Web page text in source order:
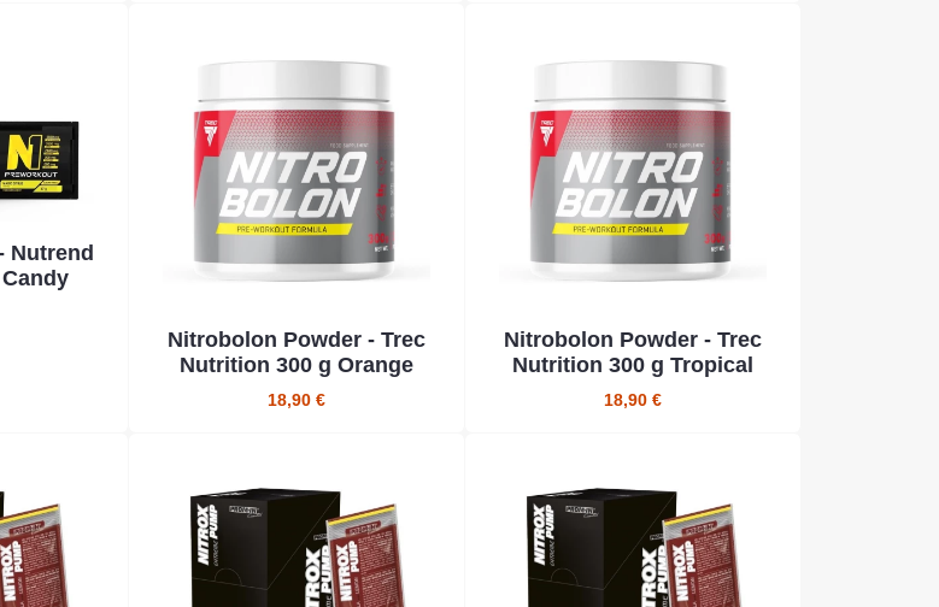
Nutrend
Nitrobolon Powder - Trec
Nutrition 300 g Orange
18,90 €
Nitrobolon Powder - Trec
Nutrition 300 g Tropical
18,90 €